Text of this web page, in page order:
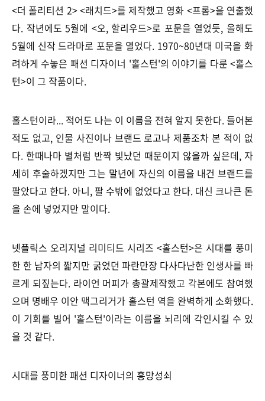
<더 폴리티션 2> <래치드>를 제작했고 영화 <프롬>을 연출했
다. 작년에도 5월에 <오, 할리우드>로 포문을 열었듯, 올해도
5월에 신작 드라마로 포문을 열었다. 1970~80년대 미국을 화
려하게 수놓은 패션 디자이너 '홀스턴'의 이야기를 다룬 <홀스
턴>이 그 작품이다.
홀스턴이라... 적어도 나는 이 이름을 전혀 알지 못한다. 들어본
적도 없고, 인물 사진이나 브랜드 로고나 제품조차 본 적이 없
다. 한때나마 별처럼 반짝 빛났던 때문이지 않을까 싶은데, 자
세히 후술하겠지만 그는 말년에 자신의 이름을 내건 브랜드를
팔았다고 한다. 아니, 팔 수밖에 없었다고 한다. 대신 크나큰 돈
을 손에 넣었지만 말이다.
넷플릭스 오리지널 리미티드 시리즈 <홀스턴>은 시대를 풍미
한 한 남자의 짧지만 굵었던 파란만장 다사다난한 인생사를 빠
르게 되짚는다. 라이언 머피가 총괄제작했고 각본에도 참여했
으며 명배우 이안 맥그리거가 홀스턴 역을 완벽하게 소화했다.
이 기회를 빌어 '홀스턴'이라는 이름을 뇌리에 각인시킬 수 있
을 것 같다.
시대를 풍미한 패션 디자이너의 흥망성쇠